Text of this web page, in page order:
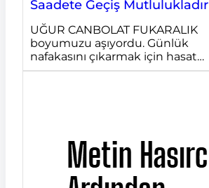
Saadete Geçiş Mutlulukladır
UĞUR CANBOLAT FUKARALIK
boyumuzu aşıyordu. Günlük
nafakasını çıkarmak için hasat…